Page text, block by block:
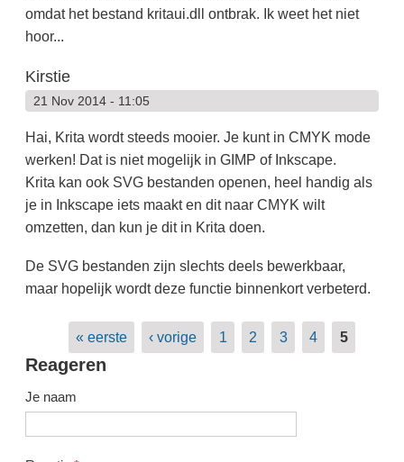
omdat het bestand kritaui.dll ontbrak. Ik weet het niet
hoor...
Kirstie
21 Nov 2014 - 11:05
Hai, Krita wordt steeds mooier. Je kunt in CMYK mode
werken! Dat is niet mogelijk in GIMP of Inkscape.
Krita kan ook SVG bestanden openen, heel handig als
je in Inkscape iets maakt en dit naar CMYK wilt
omzetten, dan kun je dit in Krita doen.
De SVG bestanden zijn slechts deels bewerkbaar,
maar hopelijk wordt deze functie binnenkort verbeterd.
Pagina's« eerste ‹ vorige 1 2 3 4 5
Reageren
Je naam